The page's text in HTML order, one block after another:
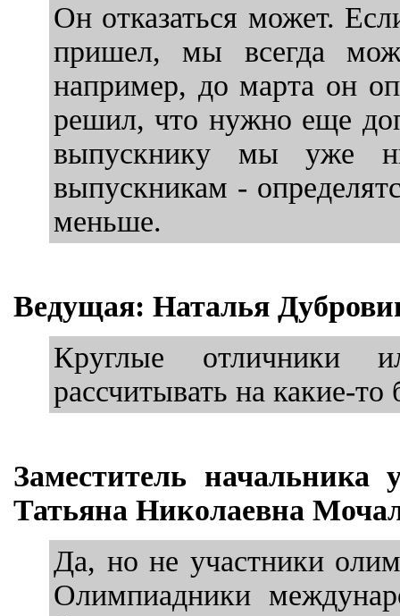
Он отказаться может.
пришел, мы всегда
например, до марта он
решил, что нужно еще
выпускнику мы уже
выпускникам -
меньше.
Ведущая: Наталья
Круглые отличники
рассчитывать на какие-то
Заместитель начальника
Татьяна Николаевна
Да, но не участники
Олимпиадники